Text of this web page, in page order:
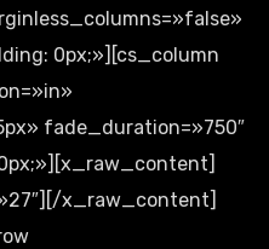
0px;»][cs_column
fade_duration=»750″
x_raw_content]